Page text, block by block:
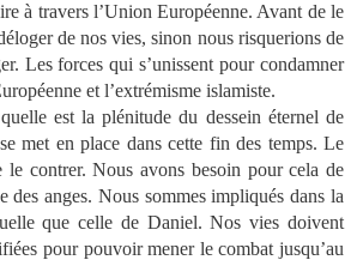
à travers l’Union Européenne. Avant de le
de nos vies, sinon nous risquerions de
Les forces qui s’unissent pour condamner
et l’extrémisme islamiste.
est la plénitude du dessein éternel de
met en place dans cette fin des temps. Le
le contrer. Nous avons besoin pour cela de
des anges. Nous sommes impliqués dans la
que celle de Daniel. Nos vies doivent
pour pouvoir mener le combat jusqu’au